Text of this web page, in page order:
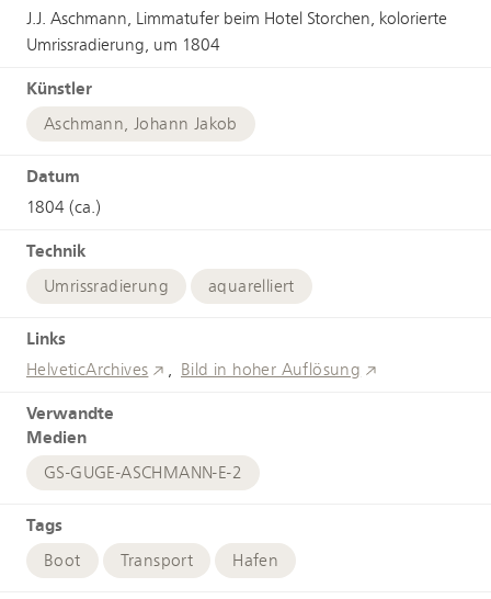
J.J. Aschmann, Limmatufer beim Hotel Storchen, kolorierte
Umrissradierung, um 1804
Künstler
Aschmann, Johann Jakob
Datum
1804 (ca.)
Technik
Umrissradierung aquarelliert
Links
HelveticArchives Bild in hoher Auflösung
Verwandte
Medien
GS-GUGE-ASCHMANN-E-2
Tags
Boot Transport Hafen